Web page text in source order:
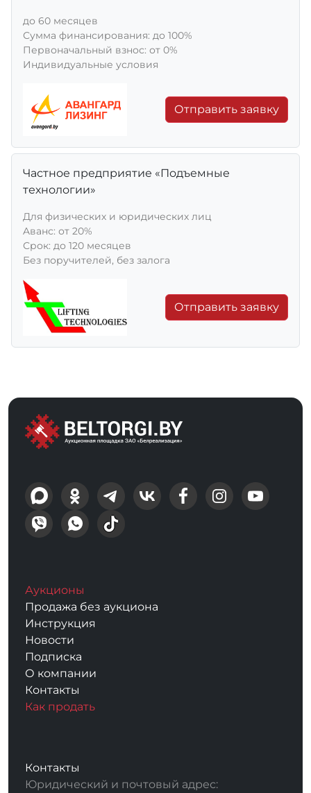
до 60 месяцев
Сумма финансирования: до 100%
Первоначальный взнос: от 0%
Индивидуальные условия
Отправить заявку
Частное предприятие «Подъемные
технологии»
Для физических и юридических лиц
Aванс: от 20%
Срок: до 120 месяцев
Без поручителей, без залога
Отправить заявку
Аукционы
Продажа без аукциона
Инструкция
Новости
Подписка
О компании
Контакты
Как продать
Контакты
Юридический и почтовый адрес: